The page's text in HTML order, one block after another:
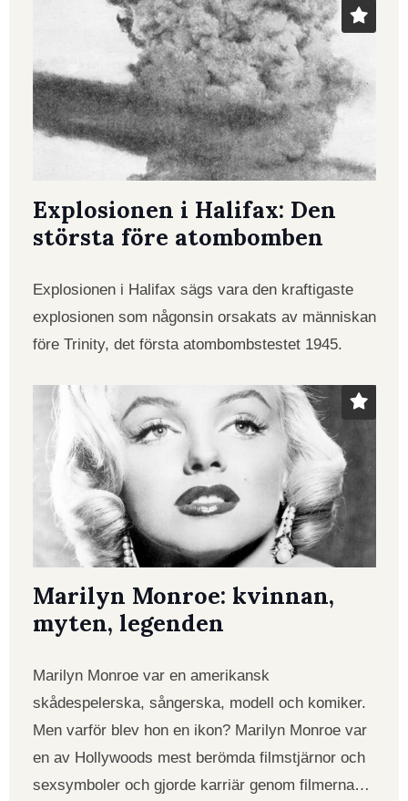
Explosionen i Halifax: Den
största före atombomben
Explosionen i Halifax sägs vara den kraftigaste
explosionen som någonsin orsakats av människan
före Trinity, det första atombombstestet 1945.
Marilyn Monroe: kvinnan,
myten, legenden
Marilyn Monroe var en amerikansk
skådespelerska, sångerska, modell och komiker.
Men varför blev hon en ikon? Marilyn Monroe var
en av Hollywoods mest berömda filmstjärnor och
sexsymboler och gjorde karriär genom filmerna…